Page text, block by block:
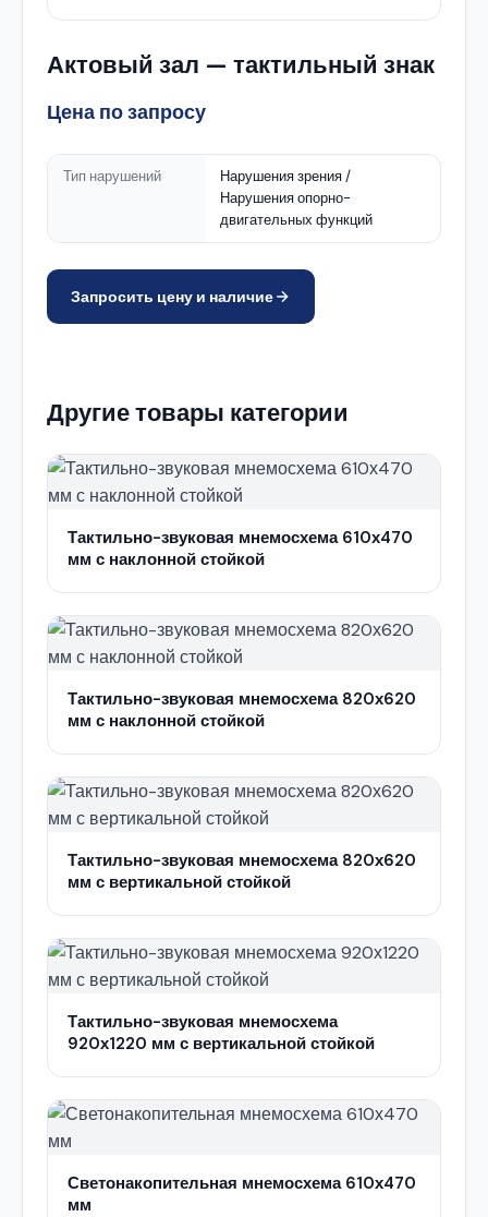
Актовый зал — тактильный знак
Цена по запросу
Тип нарушений
Нарушения зрения /
Нарушения опорно-
двигательных функций
Запросить цену и наличие
Другие товары категории
Тактильно-звуковая мнемосхема 610х470
мм с наклонной стойкой
Тактильно-звуковая мнемосхема 820х620
мм с наклонной стойкой
Тактильно-звуковая мнемосхема 820х620
мм с вертикальной стойкой
Тактильно-звуковая мнемосхема
920х1220 мм с вертикальной стойкой
Светонакопительная мнемосхема 610х470
мм